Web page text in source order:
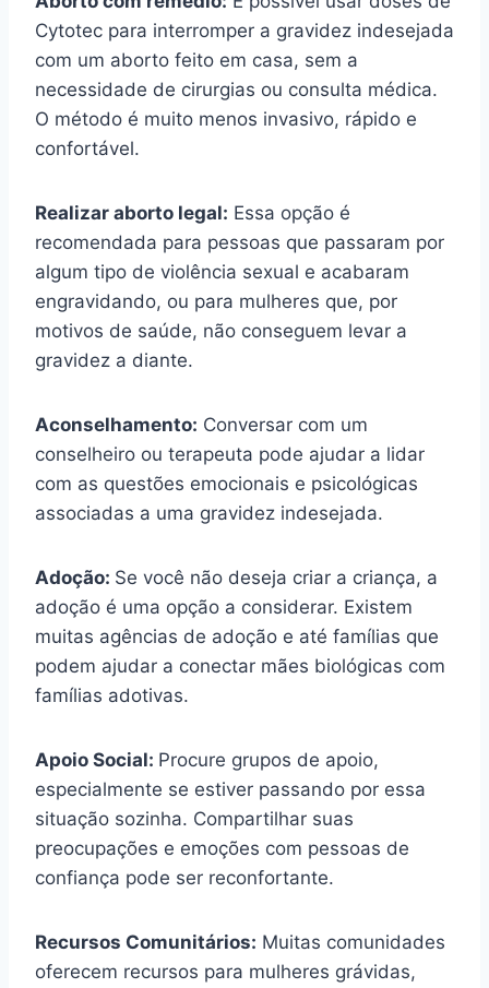
Cytotec para interromper a gravidez indesejada
com um aborto feito em casa, sem a
necessidade de cirurgias ou consulta médica.
O método é muito menos invasivo, rápido e
confortável.
Realizar aborto legal: Essa opção é
recomendada para pessoas que passaram por
algum tipo de violência sexual e acabaram
engravidando, ou para mulheres que, por
motivos de saúde, não conseguem levar a
gravidez a diante.
Aconselhamento: Conversar com um
conselheiro ou terapeuta pode ajudar a lidar
com as questões emocionais e psicológicas
associadas a uma gravidez indesejada.
Adoção: Se você não deseja criar a criança, a
adoção é uma opção a considerar. Existem
muitas agências de adoção e até famílias que
podem ajudar a conectar mães biológicas com
famílias adotivas.
Apoio Social: Procure grupos de apoio,
especialmente se estiver passando por essa
situação sozinha. Compartilhar suas
preocupações e emoções com pessoas de
confiança pode ser reconfortante.
Recursos Comunitários: Muitas comunidades
oferecem recursos para mulheres grávidas,